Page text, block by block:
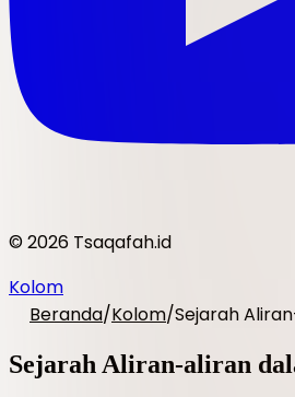
© 2026 Tsaqafah.id
Kolom
Beranda/Kolom/Sejarah
Sejarah Aliran-aliran